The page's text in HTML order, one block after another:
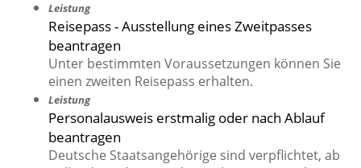
Leistung
Reisepass - Ausstellung eines Zweitpasses
beantragen
Unter bestimmten Voraussetzungen können Sie
einen zweiten Reisepass erhalten.
Leistung
Personalausweis erstmalig oder nach Ablauf
beantragen
Deutsche Staatsangehörige sind verpflichtet, ab